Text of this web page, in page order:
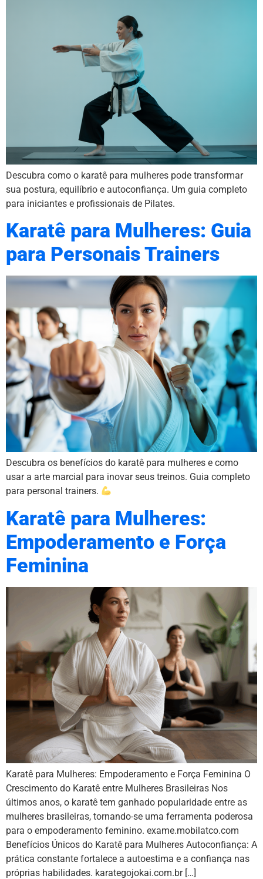
Descubra como o karatê para mulheres pode transformar
sua postura, equilíbrio e autoconfiança. Um guia completo
para iniciantes e profissionais de Pilates.
Karatê para Mulheres: Guia
para Personais Trainers
Descubra os benefícios do karatê para mulheres e como
usar a arte marcial para inovar seus treinos. Guia completo
para personal trainers.
Karatê para Mulheres:
Empoderamento e Força
Feminina
Karatê para Mulheres: Empoderamento e Força Feminina O
Crescimento do Karatê entre Mulheres Brasileiras Nos
últimos anos, o karatê tem ganhado popularidade entre as
mulheres brasileiras, tornando-se uma ferramenta poderosa
para o empoderamento feminino. exame.mobilatco.com
Benefícios Únicos do Karatê para Mulheres Autoconfiança: A
prática constante fortalece a autoestima e a confiança nas
próprias habilidades. karategojokai.com.br […]